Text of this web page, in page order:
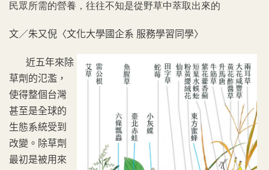
民眾所需的營養，往往不知是從野草中萃取出來的
文／朱又倪〈文化大學國企系 服務學習同學〉
近五年來除
草劑的氾濫，
使得整個台灣
甚至是全球的
生態系統受到
改變。除草劑
最初是被用來